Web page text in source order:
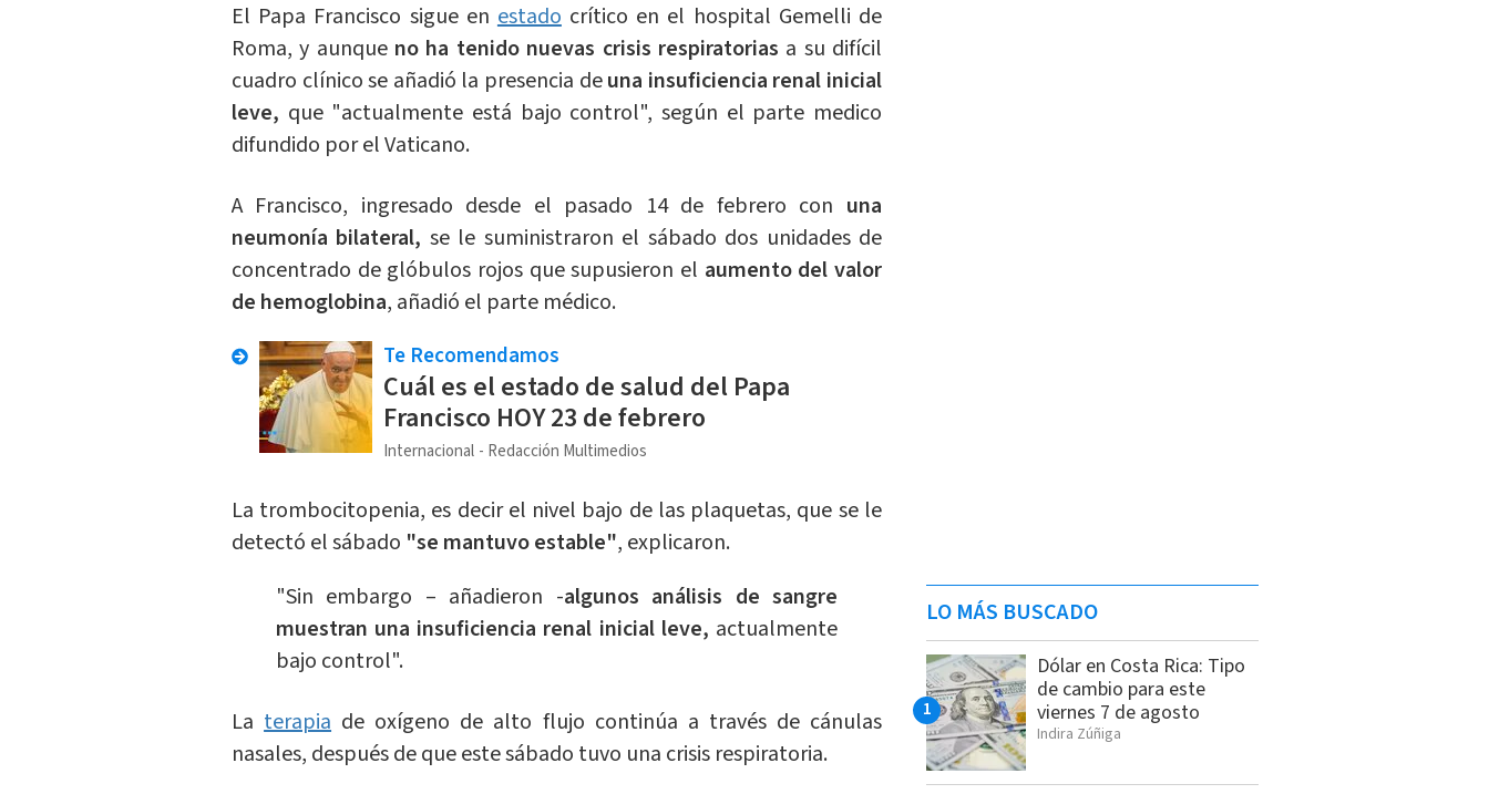
El Papa Francisco sigue en estado crítico en el hospital Gemelli de
Roma, y aunque no ha tenido nuevas crisis respiratorias a su difícil
cuadro clínico se añadió la presencia deuna insuficiencia renal inicial
leve, que "actualmente está bajo control", según el parte medico
difundido por el Vaticano.
A Francisco, ingresado desde el pasado 14 de febrero con una
neumonía bilateral, se le suministraron el sábado dos unidades de
concentrado de glóbulos rojos que supusieron el aumento del valor
de hemoglobina, añadió el parte médico.
Te Recomendamos
Cuál es el estado de salud del Papa
Francisco HOY 23 de febrero
Internacional Redacción Multimedios
La trombocitopenia, es decir el nivel bajo de las plaquetas, que se le
detectó el sábado "se mantuvo estable", explicaron.
"Sin embargo – añadieron -algunos análisis de sangre
muestran una insuficiencia renal inicial leve, actualmente
bajo control".
Laterapia de oxígeno de alto flujo continúa a través de cánulas
nasales, después de que este sábado tuvo una crisis respiratoria.
LO MÁS BUSCADO
Dólar en Costa Rica: Tipo
de cambio para este
viernes 7 de agosto
Indira Zúñiga